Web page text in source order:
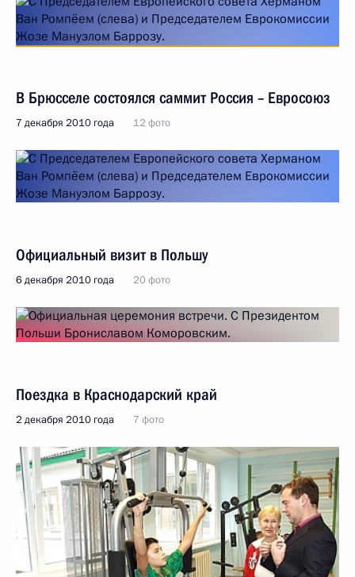
В Брюсселе состоялся саммит Россия – Евросоюз
7 декабря 2010 года 12 фото
Официальный визит в Польшу
6 декабря 2010 года 20 фото
Поездка в Краснодарский край
2 декабря 2010 года 7 фото